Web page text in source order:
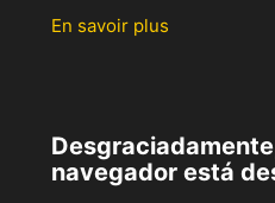
En savoir plus
navegador está